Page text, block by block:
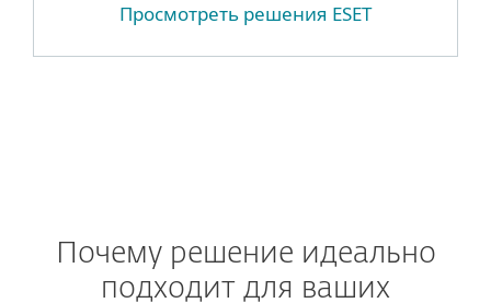
Просмотреть решения ESET
Почему решение идеально
подходит для ваших